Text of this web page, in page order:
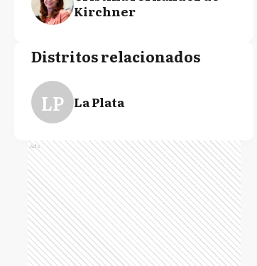
Kirchner
Distritos relacionados
LP La Plata
Ads